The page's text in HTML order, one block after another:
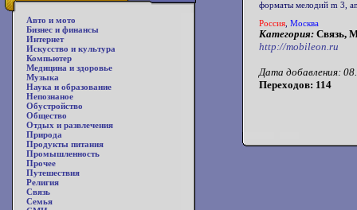
Авто и мото
Бизнес и финансы
Интернет
Искусство и культура
Компьютер
Медицина и здоровье
Музыка
Наука и образование
Непознаное
Обустройство
Общество
Отдых и развлечения
Природа
Продукты питания
Промышленность
Прочее
Путешествия
Религия
Связь
Семья
форматы мелодий m 3,
Россия Москва
Категория: Связь,
http://mobileon.ru
Дата добавления:
Переходов: 114